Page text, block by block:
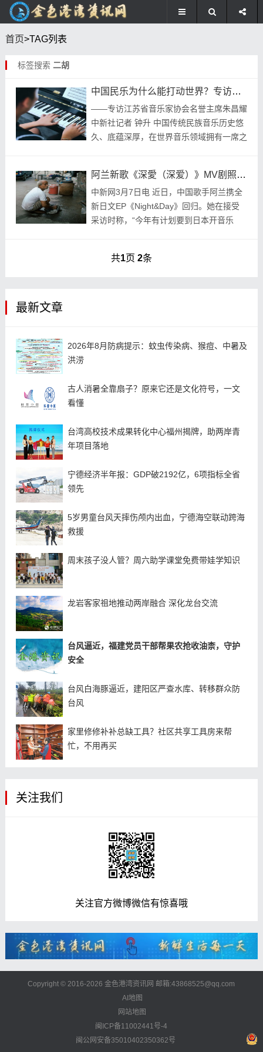
首页>TAG列表
标签搜索 二胡
中国民乐为什么能打动世界？专访江苏省音乐家协会名誉主席朱昌耀
——专访江苏省音乐家协会名誉主席朱昌耀
中新社记者 钟升 中国传统民族音乐历史悠
久、底蕴深厚，在世界音乐领域拥有一席之
巡演，...
阿兰新歌《深愛（深爱）》MV剧照曝光
中新网3月7日电 近日，中国歌手阿兰携全
新日文EP《Night&Day》回归。她在接受
采访时称，“今年有计划要到日本开音乐
共1页 2条
最新文章
2026年8月防病提示：蚊虫传染病、猴痘、中暑及
洪涝
古人消暑全靠扇子？原来它还是文化符号，一文
看懂
台湾高校技术成果转化中心福州揭牌，助两岸青
年项目落地
宁德经济半年报：GDP破2192亿，6项指标全省
领先
5岁男童台风天摔伤颅内出血，宁德海空联动跨海
救援
周末孩子没人管？周六助学课堂免费带娃学知识
龙岩客家祖地推动两岸融合 深化龙台交流
台风逼近，福建党员干部帮果农抢收油柰，守护
安全
台风白海豚逼近，建阳区严查水库、转移群众防
台风
家里修修补补总缺工具？社区共享工具房来帮
忙，不用再买
关注我们
关注官方微博微信有惊喜哦
Copyright © 2016-2026 金色港湾资讯网 邮箱:43868525@qq.com
AI地图
网站地图
闽ICP备11002441号-4
闽公网安备35010402350362号